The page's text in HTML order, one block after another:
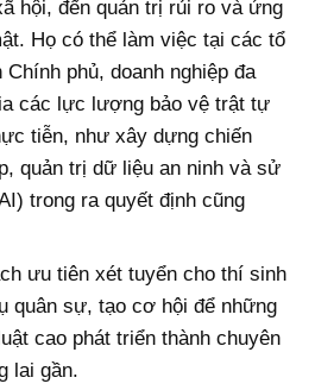
hội, đến quản trị rủi ro và ứng
Họ có thể làm việc tại các tổ
phủ, doanh nghiệp đa
các lực lượng bảo vệ trật tự
tiễn, như xây dựng chiến
quản trị dữ liệu an ninh và sử
trong ra quyết định cũng
ưu tiên xét tuyển cho thí sinh
quân sự, tạo cơ hội để những
cao phát triển thành chuyên
lai gần.